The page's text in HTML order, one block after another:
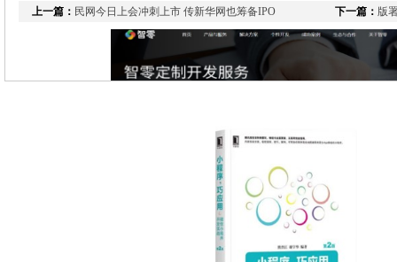
上一篇： 民网今日上会冲刺上市 传新华网也筹备IPO 下一篇： 版